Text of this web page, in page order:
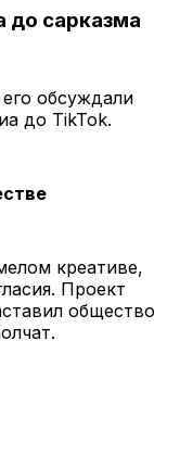
до сарказма
обсуждали
до TikTok.
креативе,
Проект
общество